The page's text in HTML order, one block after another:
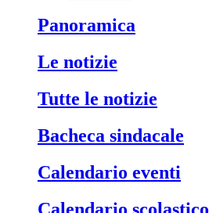
panoramica
le notizie
tutte le notizie
bacheca sindacale
calendario eventi